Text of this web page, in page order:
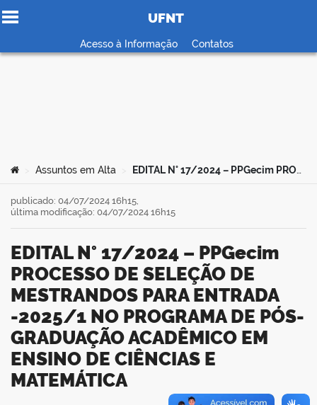
Ir para o conteúdo
UFNT
Acesso à Informação Contatos
Você está aqui:
Assuntos em Alta EDITAL N° 17/2024 – PPGecim PROCESSO DE SELEÇÃO DE MESTRANDOS PARA ENTRADA -2025/1 NO PROGRAMA DE PÓS-GRADUAÇÃO ACADÊMICO EM ENSINO DE CIÊNCIAS E MATEMÁTICA
EDITAL N° 17/2024 – PPGecim
PROCESSO DE SELEÇÃO DE
MESTRANDOS PARA ENTRADA
-2025/1 NO PROGRAMA DE PÓS-
GRADUAÇÃO ACADÊMICO EM
ENSINO DE CIÊNCIAS E
MATEMÁTICA
publicado: 04/07/2024 16h15,
última modificação: 04/07/2024 16h15